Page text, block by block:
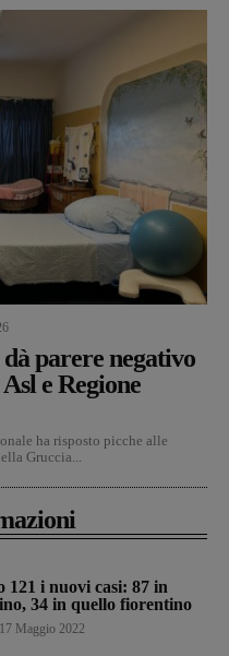
parere negativo
e Regione
ha risposto picche alle
Gruccia...
121 i nuovi casi: 87 in
34 in quello fiorentino
17 Maggio 2022